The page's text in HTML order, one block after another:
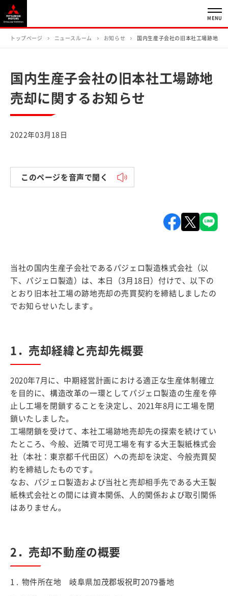
MENU
トップページ ニュースルーム お知らせ 国内生産子会社の旧本社工場跡地売
国内生産子会社の旧本社工場跡地
売却に関するお知らせ
2022年03月18日
このページを音声で聞く
当社の国内生産子会社であるパジェロ製造株式会社（以
下、パジェロ製造）は、本日（3月18日）付けで、以下の
とおり旧本社工場の跡地売却の売買契約を締結しましたの
でお知らせいたします。
1．売却経緯と売却先概要
2020年7月に、中期経営計画における適正な生産体制確立
を目的に、構造改革の一環としてパジェロ製造の生産を停
止し工場を閉鎖することを決定し、2021年8月に工場を閉
鎖いたしました。
工場閉鎖を受けて、本社工場跡地売却先の探索を続けてい
たところ、今般、近隣で可児工場を有する大王製紙株式会
社（本社：東京都千代田区）への売却を決定、今般売買契
約を締結したものです。
なお、パジェロ製造および当社と売却相手先である大王製
紙株式会社との間には資本関係、人的関係および取引関係
はありません。
2．売却不動産の概要
物件所在地 岐阜県加茂郡坂祝町2079番地